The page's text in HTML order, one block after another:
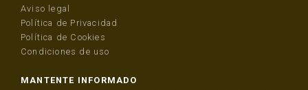
Aviso legal
Política de Privacidad
Política de Cookies
Condiciones de uso
MANTENTE INFORMADO